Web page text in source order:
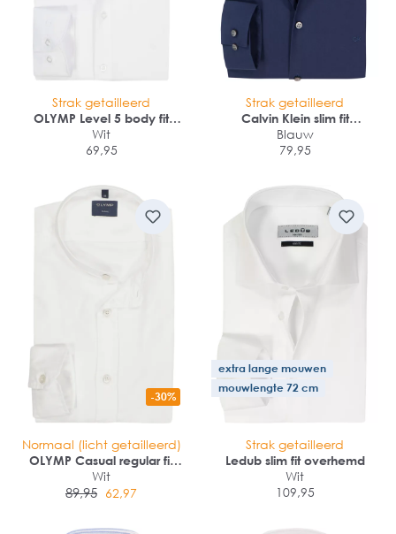
Strak getailleerd
OLYMP Level 5 body fit
overhemd
Wit
69,95
Strak getailleerd
Calvin Klein slim fit
overhemd
Blauw
79,95
-30%
Normaal (licht getailleerd)
OLYMP Casual regular fit
overhemd
Wit
89,95 62,97
extra lange mouwen
mouwlengte 72 cm
Strak getailleerd
Ledub slim fit overhemd
Wit
109,95